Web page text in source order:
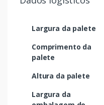
Largura da palete
Comprimento da
palete
Altura da palete
Largura da